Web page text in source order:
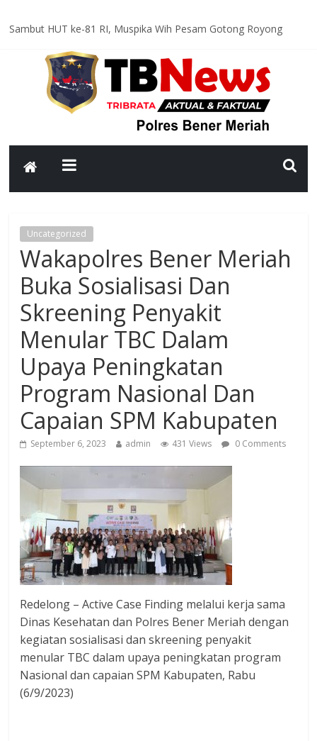
Sambut HUT ke-81 RI, Muspika Wih Pesam Gotong Royong
Optimal dan Humanis, Ditsamapta Polda Aceh Supervisi
Kesiapsiagaan Dalmas Polres Bener Meriah
Polsek Bandar Gelar Patroli Rutin, Sampaikan Pesan Kamtibmas
kepada Warga
Polsek Pintu Rime Gayo Pantau Kondisi Warga di Hunian
Pesan Kamtibmas
Uncategorized
Wakapolres Bener Meriah
Buka Sosialisasi Dan
Skreening Penyakit
Menular TBC Dalam
Upaya Peningkatan
Program Nasional Dan
Capaian SPM Kabupaten
September 6, 2023 admin 431 Views 0 Comments
Redelong – Active Case Finding melalui kerja sama
Dinas Kesehatan dan Polres Bener Meriah dengan
kegiatan sosialisasi dan skreening penyakit
menular TBC dalam upaya peningkatan program
Nasional dan capaian SPM Kabupaten, Rabu
(6/9/2023)